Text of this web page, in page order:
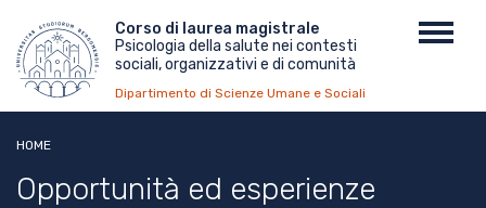
contenuto
principale
Menu
top
Corso di laurea magistrale
Psicologia della salute nei contesti
sociali, organizzativi e di comunità
Dipartimento di Scienze Umane e Sociali
HOME
Opportunità ed esperienze